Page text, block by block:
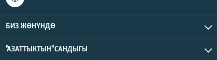
БИЗ ЖӨНҮНДӨ
"АЗАТТЫКТЫН" САНДЫГЫ